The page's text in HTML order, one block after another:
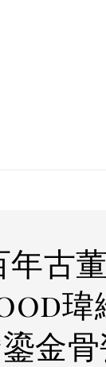
年古
瑋
金